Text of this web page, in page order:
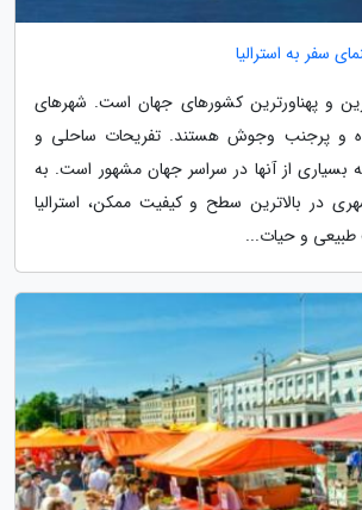
سفر به استرالیا
و پهناورترین کشورهای جهان است. شهرهای
و پرجنب وجوش هستند. تفریحات ساحلی و
بسیاری از آنها در سراسر جهان مشهور است. به
در بالاترین سطح و کیفیت ممکن، استرالیا
طبیعی و حیات...